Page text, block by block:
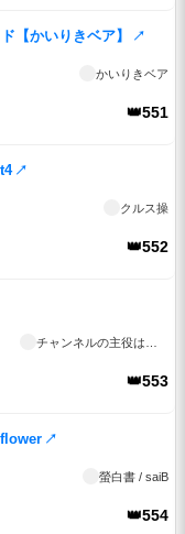
【かいりきベア】 ↗
かいりきベア
👑551
↗
クルス操
👑552
👑553
↗
螢白書 / saiB
👑554